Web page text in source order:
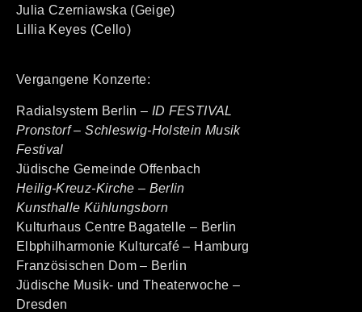
Julia Czerniawska (Geige)
Lillia Keyes (Cello)
Vergangene Konzerte:
Radialsystem Berlin – ID FESTIVAL
Pronstorf – Schleswig-Holstein Musik
Festival
Jüdische Gemeinde Offenbach
Heilig-Kreuz-Kirche – Berlin
Kunsthalle Kühlungsborn
Kulturhaus Centre Bagatelle – Berlin
Elbphilharmonie Kulturcafé – Hamburg
Französischen Dom – Berlin
Jüdische Musik- und Theaterwoche –
Dresden